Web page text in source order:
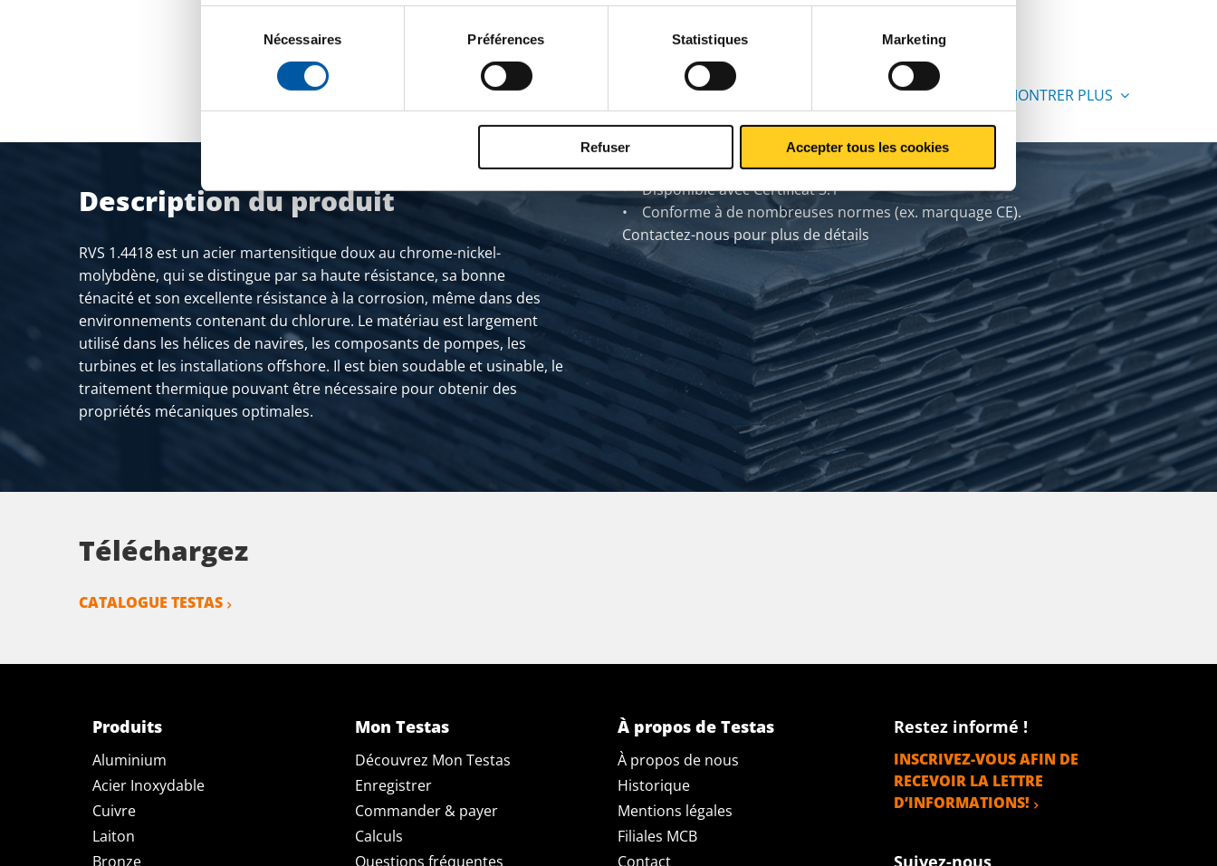
consentement
Nécessaires Préférences Statistiques Marketing
Refuser Accepter tous les cookies
MONTRER PLUS
Description du produit
RVS 1.4418 est un acier martensitique doux au chrome-nickel-
molybdène, qui se distingue par sa haute résistance, sa bonne
ténacité et son excellente résistance à la corrosion, même dans des
environnements contenant du chlorure. Le matériau est largement
utilisé dans les hélices de navires, les composants de pompes, les
turbines et les installations offshore. Il est bien soudable et usinable, le
traitement thermique pouvant être nécessaire pour obtenir des
propriétés mécaniques optimales.
• Disponible avec Certificat 3.1
• Conforme à de nombreuses normes (ex. marquage CE).
Contactez-nous pour plus de détails
Téléchargez
CATALOGUE TESTAS
Produits
Aluminium
Acier Inoxydable
Cuivre
Laiton
Bronze
Mon Testas
Découvrez Mon Testas
Enregistrer
Commander & payer
Calculs
Questions fréquentes
À propos de Testas
À propos de nous
Historique
Mentions légales
Filiales MCB
Contact
Restez informé !
INSCRIVEZ-VOUS AFIN DE
RECEVOIR LA LETTRE
D’INFORMATIONS!
Suivez-nous